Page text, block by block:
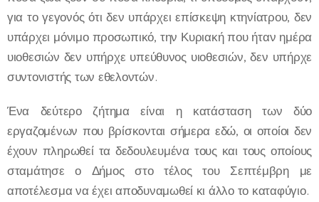
για το γεγονός ότι δεν υπάρχει επίσκεψη κτηνίατρου, δεν
υπάρχει μόνιμο προσωπικό, την Κυριακή που ήταν ημέρα
υιοθεσιών δεν υπήρχε υπεύθυνος υιοθεσιών, δεν υπήρχε
συντονιστής των εθελοντών.
Ένα δεύτερο ζήτημα είναι η κατάσταση των δύο
εργαζομένων που βρίσκονται σήμερα εδώ, οι οποίοι δεν
έχουν πληρωθεί τα δεδουλευμένα τους και τους οποίους
σταμάτησε ο Δήμος στο τέλος του Σεπτέμβρη με
αποτέλεσμα να έχει αποδυναμωθεί κι άλλο το καταφύγιο.